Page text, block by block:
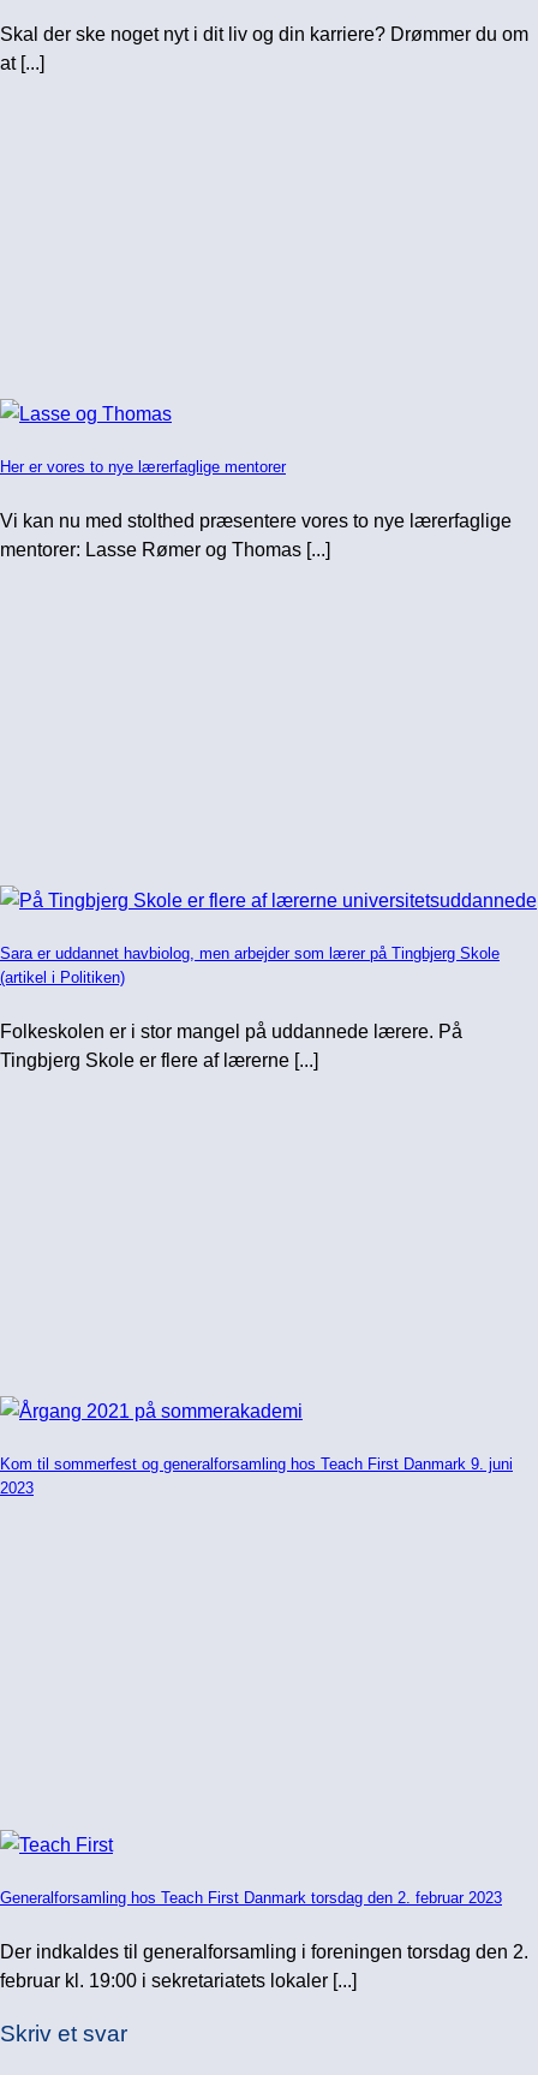
Skal der ske noget nyt i dit liv og din karriere? Drømmer du om
at [...]
Her er vores to nye lærerfaglige mentorer
Vi kan nu med stolthed præsentere vores to nye lærerfaglige
mentorer: Lasse Rømer og Thomas [...]
Sara er uddannet havbiolog, men arbejder som lærer på Tingbjerg Skole
(artikel i Politiken)
Folkeskolen er i stor mangel på uddannede lærere. På
Tingbjerg Skole er flere af lærerne [...]
Kom til sommerfest og generalforsamling hos Teach First Danmark 9. juni
2023
Generalforsamling hos Teach First Danmark torsdag den 2. februar 2023
Der indkaldes til generalforsamling i foreningen torsdag den 2.
februar kl. 19:00 i sekretariatets lokaler [...]
Skriv et svar